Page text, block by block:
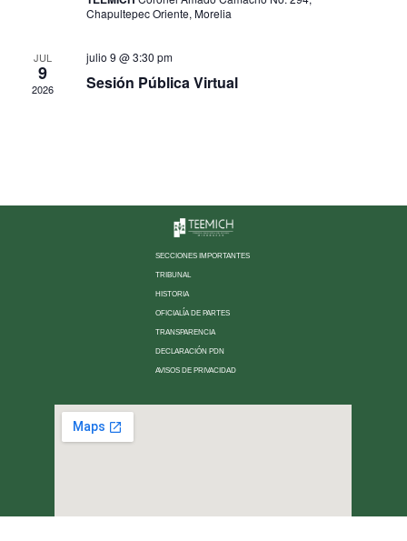
Chapultepec Oriente, Morelia
JUL
9
2026
julio 9 @ 3:30 pm
Sesión Pública Virtual
SECCIONES IMPORTANTES
TRIBUNAL
HISTORIA
OFICIALÍA DE PARTES
TRANSPARENCIA
DECLARACIÓN PDN
AVISOS DE PRIVACIDAD